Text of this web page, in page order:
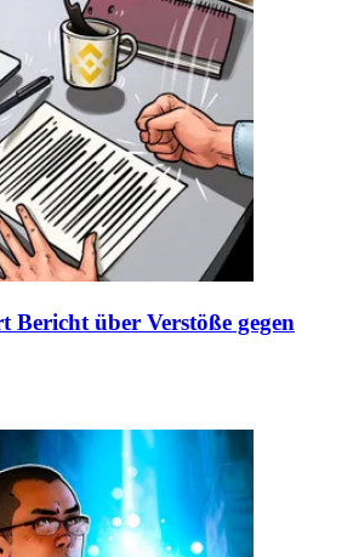
Bericht über Verstöße gegen